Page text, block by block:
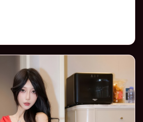
娜的对手戏尤为出彩。导演郭帆善于在
本片亦在韩国实地取景，增强真实质